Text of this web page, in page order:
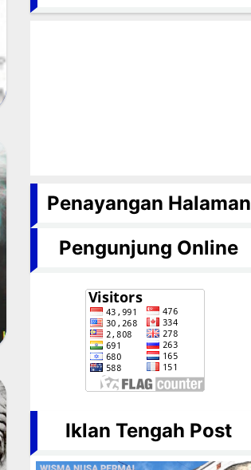
Penayangan Halaman
Pengunjung Online
Iklan Tengah Post